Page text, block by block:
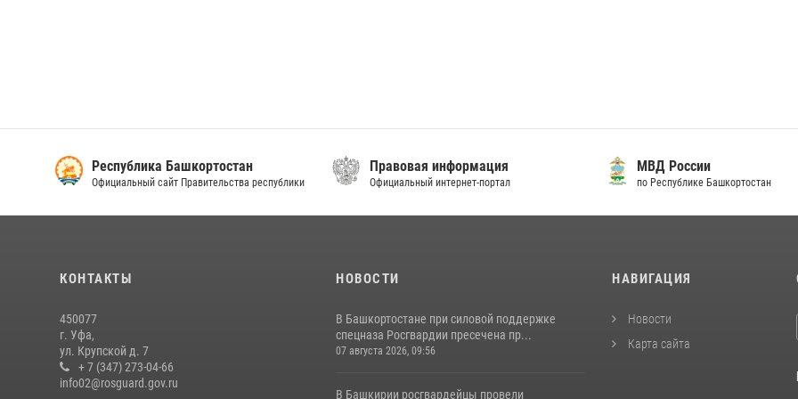
Республика Башкортостан
Официальный сайт Правительства республики
Правовая информация
Официальный интернет-портал
МВД России
по Республике Башкортостан
КОНТАКТЫ
450077
г. Уфа,
ул. Крупской д. 7
+ 7 (347) 273-04-66
info02@rosguard.gov.ru
НОВОСТИ
В Башкортостане при силовой поддержке
спецназа Росгвардии пресечена пр...
07 августа 2026, 09:56
В Башкирии росгвардейцы провели
НАВИГАЦИЯ
Новости
Карта сайта